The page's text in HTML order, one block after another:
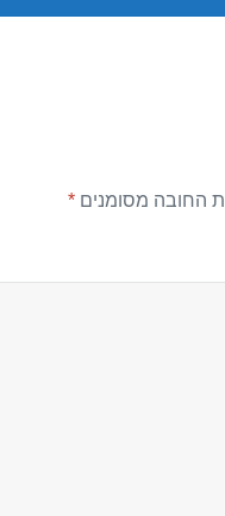
החובה מסומנים*